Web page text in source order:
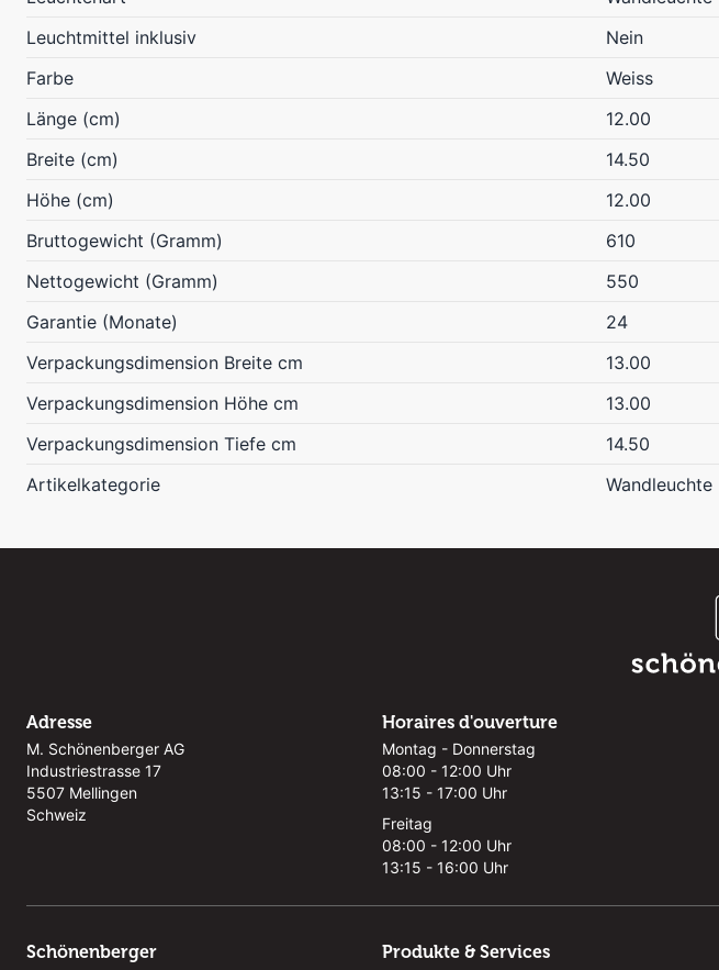
Leuchtmittel inklusiv
Nein
Farbe
Weiss
Länge (cm)
12.00
Breite (cm)
14.50
Höhe (cm)
12.00
Bruttogewicht (Gramm)
610
Nettogewicht (Gramm)
550
Garantie (Monate)
24
Verpackungsdimension Breite cm
13.00
Verpackungsdimension Höhe cm
13.00
Verpackungsdimension Tiefe cm
14.50
Artikelkategorie
Wandleuchte
Adresse
M. Schönenberger AG
Industriestrasse 17
5507 Mellingen
Schweiz
Horaires d'ouverture
Montag - Donnerstag
08:00 - 12:00 Uhr
13:15 - 17:00 Uhr
Freitag
08:00 - 12:00 Uhr
13:15 - 16:00 Uhr
Schönenberger Produkte & Services